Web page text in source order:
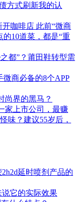
方式刷新我的认
咖啡店 此前“微商
10道菜，都是“重
都”？莆田鞋转型需
微商必备的8个APP
尚界的黑马？
家上市公司，最赚
味？建议55岁后，
延时喷剂产品的
它的实际效果